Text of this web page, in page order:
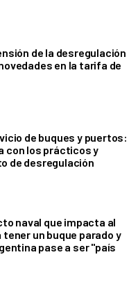
de la desregulación
en la tarifa de
de buques y puertos:
con los prácticos y
de desregulación
naval que impacta al
un buque parado y
pase a ser "país